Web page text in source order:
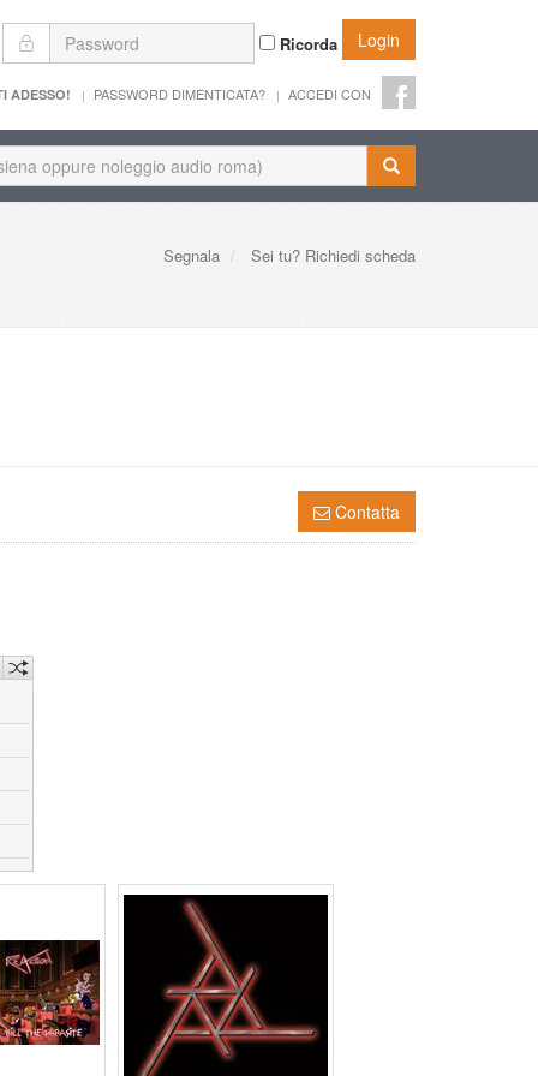
Ricorda Login
ADESSO! PASSWORD DIMENTICATA? ACCEDI CON
Segnala Sei tu? Richiedi scheda
Contatta